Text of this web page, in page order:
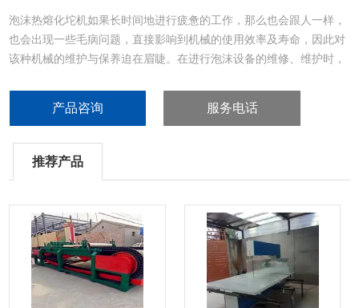
泡沫热熔化坨机如果长时间地进行疲惫的工作，那么也会跟人一样，
也会出现一些毛病问题，直接影响到机械的使用效率及寿命，因此对
该种机械的维护与保养迫在眉睫。在进行泡沫设备的维修、维护时，
那么应及时地进行处理或者更换。
产品咨询 服务电话
推荐产品